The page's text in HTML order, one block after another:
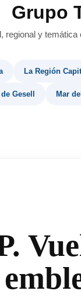
Grupo
regional y
La Región
Gesell Mar